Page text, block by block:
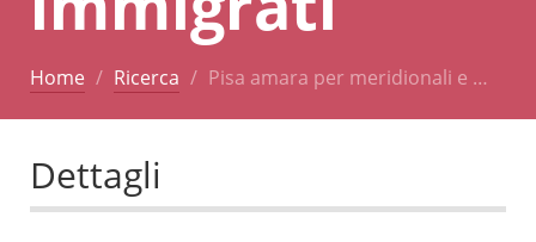
Home Ricerca Pisa amara per meridionali e …
Dettagli